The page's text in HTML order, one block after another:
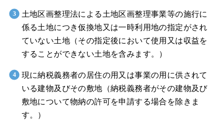
土地区画整理法による土地区画整理事業等の施行に
係る土地につき仮換地又は一時利用地の指定がされ
ていない土地（その指定後において使用又は収益を
することができない土地を含みます。）
現に納税義務者の居住の用又は事業の用に供されて
いる建物及びその敷地（納税義務者がその建物及び
敷地について物納の許可を申請する場合を除きま
す。）